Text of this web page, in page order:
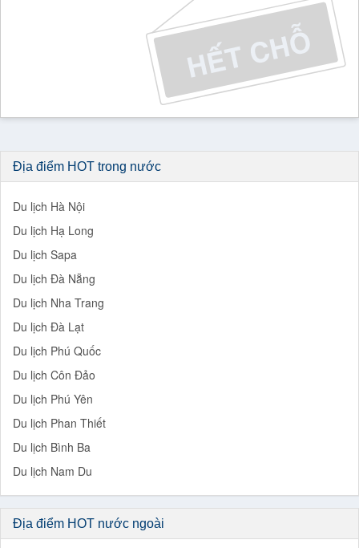
Địa điểm HOT trong nước
Du lịch Hà Nội
Du lịch Hạ Long
Du lịch Sapa
Du lịch Đà Nẵng
Du lịch Nha Trang
Du lịch Đà Lạt
Du lịch Phú Quốc
Du lịch Côn Đảo
Du lịch Phú Yên
Du lịch Phan Thiết
Du lịch Bình Ba
Du lịch Nam Du
Địa điểm HOT nước ngoài